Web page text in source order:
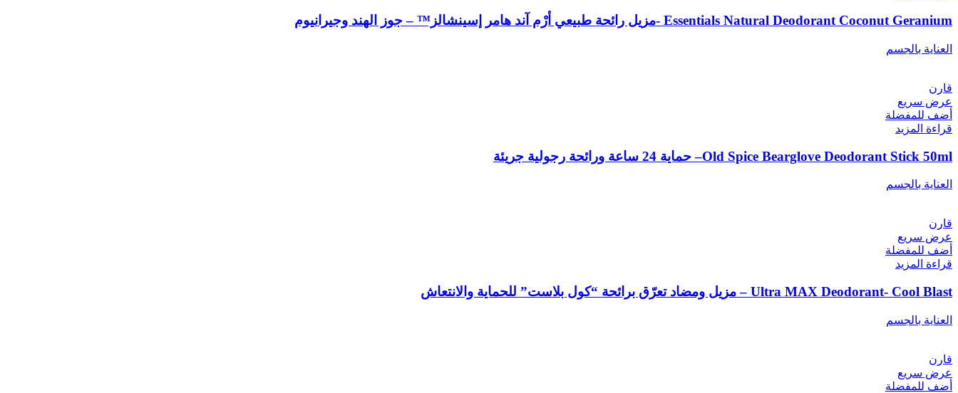
Essentials Natural Deodorant Coconut Geranium -مزيل رائحة طبيعي أرْم آند هامر إسينشالز™ – جوز الهند وجيرانيوم
العناية بالجسم
قارن
عرض سريع
أضف للمفضلة
قراءة المزيد
Old Spice Bearglove Deodorant Stick 50ml– حماية 24 ساعة ورائحة رجولية جريئة
العناية بالجسم
قارن
عرض سريع
أضف للمفضلة
قراءة المزيد
Ultra MAX Deodorant- Cool Blast – مزيل ومضاد تعرّق برائحة “كول بلاست” للحماية والانتعاش
العناية بالجسم
قارن
عرض سريع
أضف للمفضلة